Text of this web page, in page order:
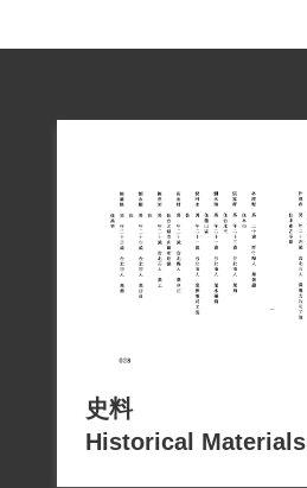
史料
Historical Materials